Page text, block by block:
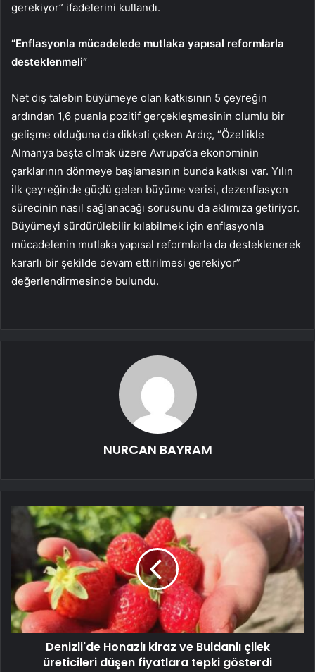
gerekiyor” ifadelerini kullandı.
“Enflasyonla mücadelede mutlaka yapısal reformlarla
desteklenmeli”
Net dış talebin büyümeye olan katkısının 5 çeyreğin
ardından 1,6 puanla pozitif gerçekleşmesinin olumlu bir
gelişme olduğuna da dikkati çeken Ardıç, “Özellikle
Almanya başta olmak üzere Avrupa’da ekonominin
çarklarının dönmeye başlamasının bunda katkısı var. Yılın
ilk çeyreğinde güçlü gelen büyüme verisi, dezenflasyon
sürecinin nasıl sağlanacağı sorusunu da aklımıza getiriyor.
Büyümeyi sürdürülebilir kılabilmek için enflasyonla
mücadelenin mutlaka yapısal reformlarla da desteklenerek
kararlı bir şekilde devam ettirilmesi gerekiyor”
değerlendirmesinde bulundu.
NURCAN BAYRAM
Denizli'de Honazlı kiraz ve Buldanlı çilek
üreticileri düşen fiyatlara tepki gösterdi